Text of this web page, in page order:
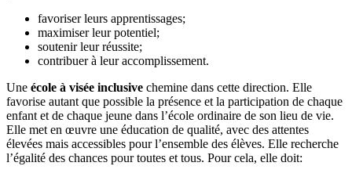
favoriser leurs apprentissages;
maximiser leur potentiel;
soutenir leur réussite;
contribuer à leur accomplissement.
Une école à visée inclusive chemine dans cette direction. Elle
favorise autant que possible la présence et la participation de chaque
enfant et de chaque jeune dans l’école ordinaire de son lieu de vie.
Elle met en œuvre une éducation de qualité, avec des attentes
élevées mais accessibles pour l’ensemble des élèves. Elle recherche
l’égalité des chances pour toutes et tous. Pour cela, elle doit: